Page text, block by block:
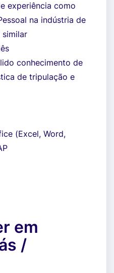
experiência como
na indústria de
similar
conhecimento de
de tripulação e
(Excel, Word,
em
/